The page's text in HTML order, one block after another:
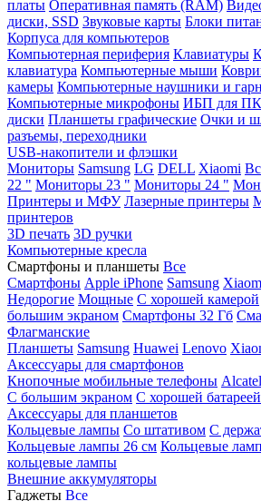
платы Оперативная память (RAM)
диски, SSD Звуковые карты Блоки
Корпуса для компьютеров
Компьютерная периферия Клавиатуры
клавиатура Компьютерные мыши
камеры Компьютерные наушники и
Компьютерные микрофоны ИБП для ПК
диски Планшеты графические Очки и
разъемы, переходники
USB-накопители и флэшки
Мониторы Samsung LG DELL Xiaomi
22 " Мониторы 23 " Мониторы 24 "
Принтеры и МФУ Лазерные принтеры
принтеров
3D печать 3D ручки
Компьютерные кресла
Смартфоны и планшеты Все
Смартфоны Apple iPhone Samsung
Недорогие Мощные С хорошей камерой
большим экраном Смартфоны 32 Гб
Флагманские
Планшеты Samsung Huawei Lenovo
Аксессуары для смартфонов
Кнопочные мобильные телефоны Alcatel
С большим экраном С хорошей батареей
Аксессуары для планшетов
Кольцевые лампы Со штативом C
Кольцевые лампы 26 см Кольцевые
кольцевые лампы
Внешние аккумуляторы
Гаджеты Все